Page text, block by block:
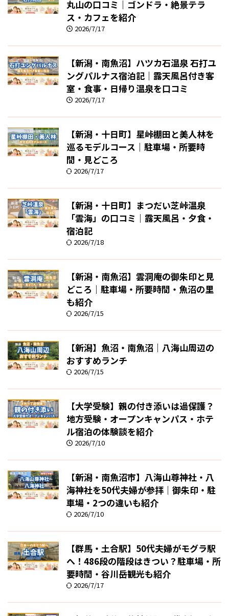
丸山の口コミ｜ゴンドラ・絶景テラ
ス・カフェを紹介
2026/7/17
【新潟・南魚沼】ハツカ石温泉 石打ユ
ングパルナス宿泊記｜露天風呂付き客
室・食事・日帰り温泉を口コミ
2026/7/17
【新潟・十日町】星峠棚田と美人林を
巡るモデルコース｜駐車場・所要時
間・見どころ
2026/7/17
【新潟・十日町】まつだい芝峠温泉
「雲海」の口コミ｜露天風呂・夕食・
宿泊記
2026/7/18
【新潟・南魚沼】雲洞庵の御朱印と見
どころ｜駐車場・所要時間・魚沼の里
も紹介
2026/7/15
【新潟】魚沼・南魚沼｜八海山周辺の
おすすめランチ
2026/7/15
【大学受験】親の付き添いは過保護？
地方受験・オープンキャンパス・ホテ
ル宿泊の体験談を紹介
2026/7/10
【新潟・南魚沼市】八海山尊神社・八
海神社を50代夫婦が参拝｜御朱印・駐
車場・2つの違いも紹介
2026/7/10
【群馬・土合駅】50代夫婦がモグラ駅
へ！486段の階段はきつい？駐車場・所
要時間・谷川岳観光も紹介
2026/7/17